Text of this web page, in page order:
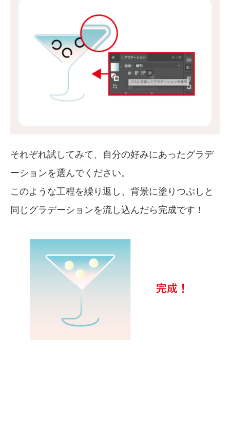
それぞれ試してみて、自分の好みにあったグラデ
ーションを選んでください。
このような工程を繰り返し、背景に塗りつぶしと
同じグラデーションを流し込んだら完成です！